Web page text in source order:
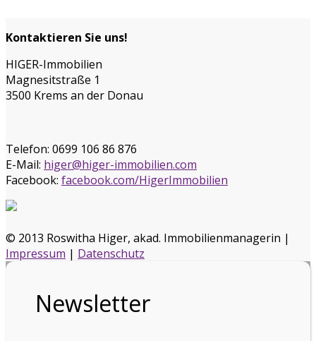
Kontaktieren Sie uns!
HIGER-Immobilien
Magnesitstraße 1
3500 Krems an der Donau
Telefon: 0699 106 86 876
E-Mail: higer@higer-immobilien.com
Facebook: facebook.com/HigerImmobilien
© 2013 Roswitha Higer, akad. Immobilienmanagerin |
Impressum | Datenschutz
Newsletter